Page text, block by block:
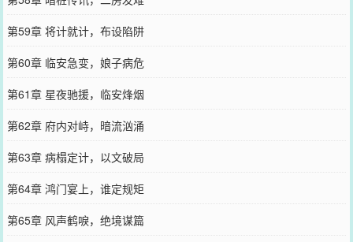
第59章 将计就计，布设陷阱
第60章 临安急变，娘子病危
第61章 星夜驰援，临安烽烟
第62章 府内对峙，暗流汹涌
第63章 病榻定计，以文破局
第64章 鸿门宴上，谁定规矩
第65章 风声鹤唳，绝境谋篇